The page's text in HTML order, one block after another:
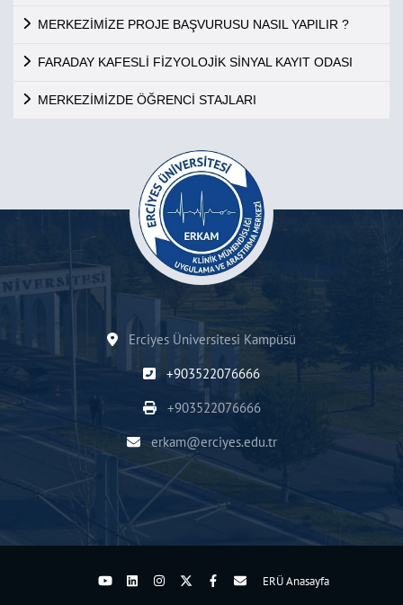
MERKEZİMİZE PROJE BAŞVURUSU NASIL YAPILIR ?
FARADAY KAFESLİ FİZYOLOJİK SİNYAL KAYIT ODASI
MERKEZİMİZDE ÖĞRENCİ STAJLARI
Erciyes Üniversitesi Kampüsü
+903522076666
+903522076666
erkam@erciyes.edu.tr
ERÜ Anasayfa